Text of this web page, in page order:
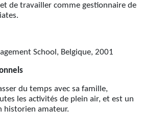
de travailler comme gestionnaire de
School, Belgique, 2001
du temps avec sa famille,
les activités de plein air, et est un
historien amateur.